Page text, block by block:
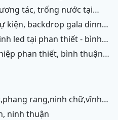
gà, phan thiết, ninh thuận
cánh gà, chữ nổi
hộp đèn led và ốp alu
thuận - ninh chữ - phan
- phang rang
ninh thuận